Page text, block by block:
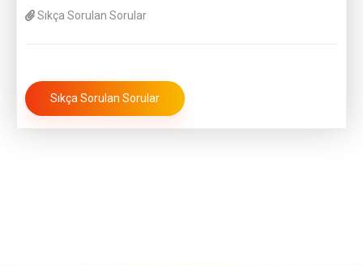
Sıkça Sorulan Sorular
Sıkça Sorulan Sorular